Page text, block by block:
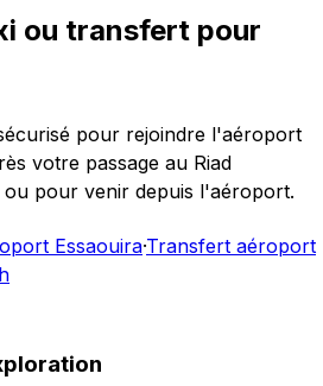
ou transfert pour
pour rejoindre l'aéroport
votre passage au Riad
ou pour venir depuis l'aéroport.
Essaouira·Transfert aéroport